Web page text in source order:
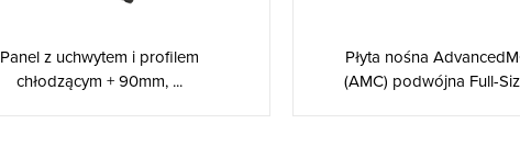
Panel z uchwytem i profilem
chłodzącym + 90mm, ...
Płyta nośna
(AMC) podwójna Full-